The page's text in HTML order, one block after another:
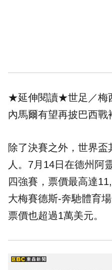
★延伸閱讀★世足／梅
內馬爾有望再披巴西戰
除了決賽之外，世界
人。7月14日在德州阿
四強賽，票價最高達
大梅賽德斯-奔馳體育
票價也超過1萬美元。